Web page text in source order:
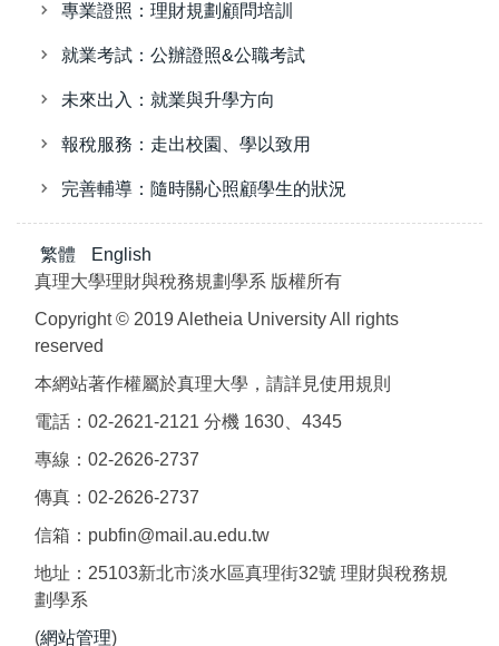
專業證照：理財規劃顧問培訓
就業考試：公辦證照&公職考試
未來出入：就業與升學方向
報稅服務：走出校園、學以致用
完善輔導：隨時關心照顧學生的狀況
繁體
English
真理大學理財與稅務規劃學系 版權所有
Copyright © 2019 Aletheia University All rights
reserved
本網站著作權屬於真理大學，請詳見使用規則
電話：02-2621-2121 分機 1630、4345
專線：02-2626-2737
傳真：02-2626-2737
信箱：pubfin@mail.au.edu.tw
地址：25103新北市淡水區真理街32號 理財與稅務規
劃學系
(網站管理)